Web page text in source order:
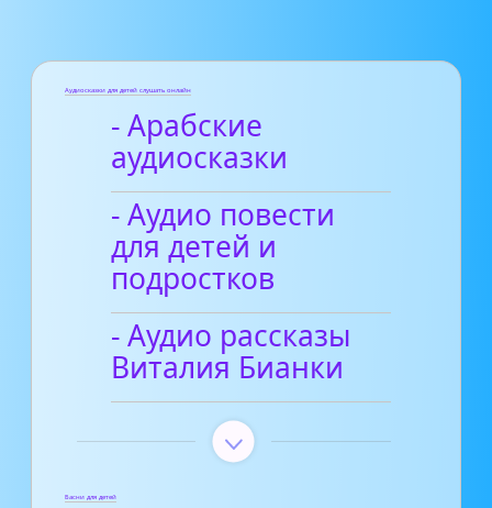
Аудиосказки для детей слушать онлайн
- Арабские
аудиосказки
- Аудио повести
для детей и
подростков
- Аудио рассказы
Виталия Бианки
Басни для детей